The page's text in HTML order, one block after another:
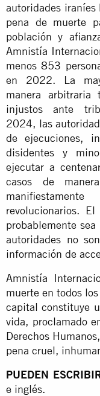
autoridades
pena de muerte
población y
Amnistía
menos 853
en 2022. La
manera arbitraria
injustos ante
2024, las
de ejecuciones,
disidentes y
ejecutar a
casos de
revolucionarios.
probablemente
autoridades no
información de
Amnistía
muerte en todos
capital constituye
vida, proclamado
Derechos
pena cruel,
PUEDEN
e inglés.